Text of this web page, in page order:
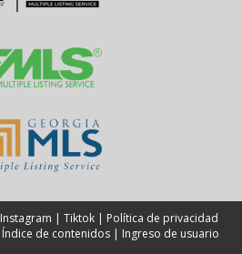
Instagram | Tiktok | Política de privacidad
Índice de contenidos| Ingreso de usuario